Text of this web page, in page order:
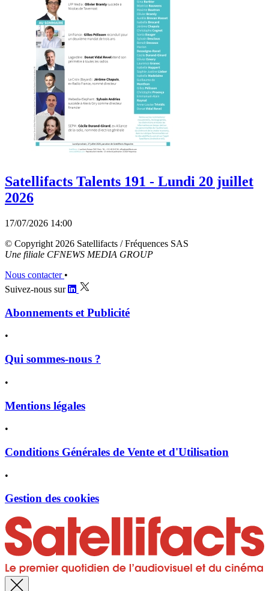
Satellifacts Talents 191 - Lundi 20 juillet
2026
17/07/2026 14:00
© Copyright 2026 Satellifacts / Fréquences SAS
Une filiale CFNEWS MEDIA GROUP
Nous contacter •
Suivez-nous sur
Abonnements et Publicité
•
Qui sommes-nous ?
•
Mentions légales
•
Conditions Générales de Vente et d'Utilisation
•
Gestion des cookies